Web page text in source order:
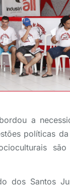
a
políticas
são
dos Santos